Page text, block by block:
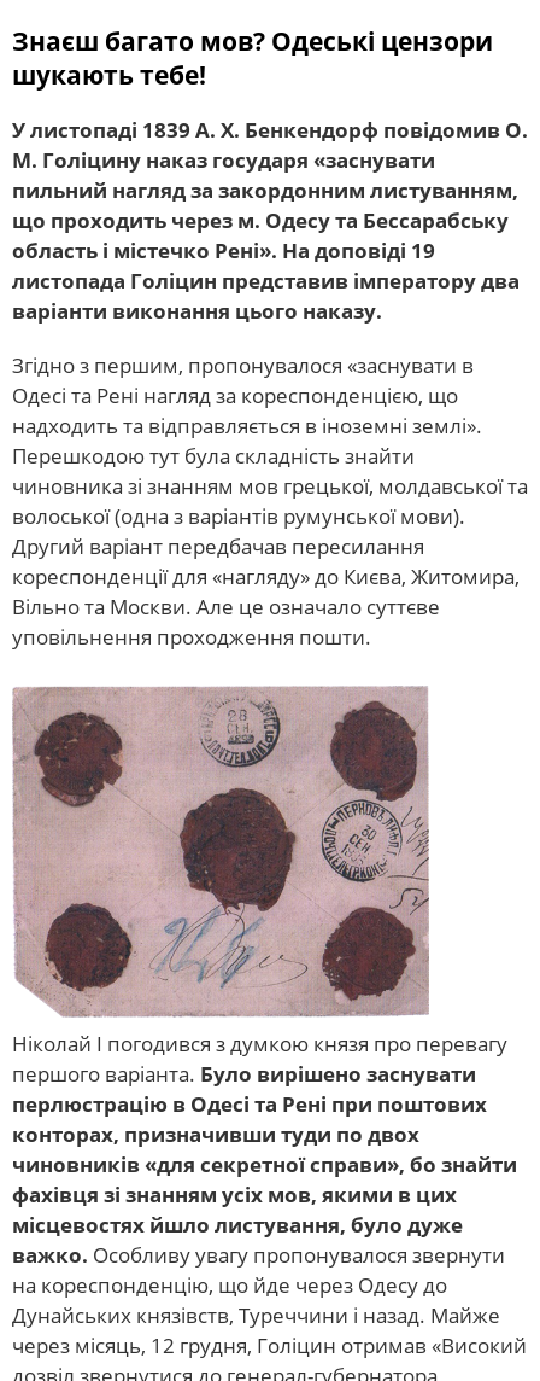
Знаєш багато мов? Одеські цензори
шукають тебе!
У листопаді 1839 А. Х. Бенкендорф повідомив О.
М. Голіцину наказ государя «заснувати
пильний нагляд за закордонним листуванням,
що проходить через м. Одесу та Бессарабську
область і містечко Рені». На доповіді 19
листопада Голіцин представив імператору два
варіанти виконання цього наказу.
Згідно з першим, пропонувалося «заснувати в
Одесі та Рені нагляд за кореспонденцією, що
надходить та відправляється в іноземні землі».
Перешкодою тут була складність знайти
чиновника зі знанням мов грецької, молдавської та
волоської (одна з варіантів румунської мови).
Другий варіант передбачав пересилання
кореспонденції для «нагляду» до Києва, Житомира,
Вільно та Москви. Але це означало суттєве
уповільнення проходження пошти.
Ніколай I погодився з думкою князя про перевагу
першого варіанта. Було вирішено заснувати
перлюстрацію в Одесі та Рені при поштових
конторах, призначивши туди по двох
чиновників «для секретної справи», бо знайти
фахівця зі знанням усіх мов, якими в цих
місцевостях йшло листування, було дуже
важко. Особливу увагу пропонувалося звернути
на кореспонденцію, що йде через Одесу до
Дунайських князівств, Туреччини і назад. Майже
через місяць, 12 грудня, Голіцин отримав «Високий
дозвіл звернутися до генерал-губернатора